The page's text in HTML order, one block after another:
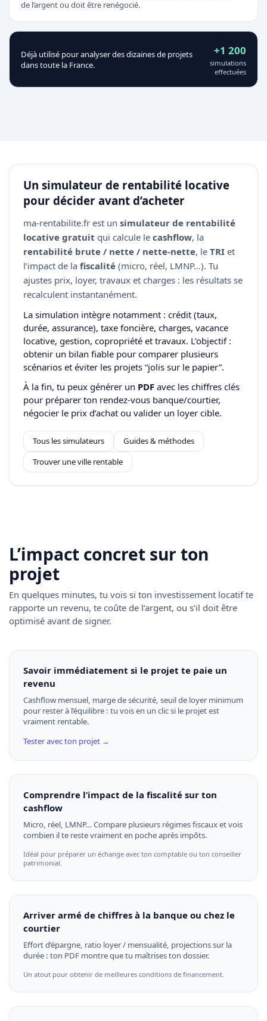
de l’argent ou doit être renégocié.
Déjà utilisé pour analyser des dizaines de projets
dans toute la France.
+1 200
simulations
effectuées
Un simulateur de rentabilité locative
pour décider avant d’acheter
ma-rentabilite.fr est un simulateur de rentabilité
locative gratuit qui calcule le cashflow, la
rentabilité brute / nette / nette-nette, le TRIet
l’impact de la fiscalité(micro, réel, LMNP…). Tu
ajustes prix, loyer, travaux et charges : les résultats se
recalculent instantanément.
La simulation intègre notamment : crédit (taux,
durée, assurance), taxe foncière, charges, vacance
locative, gestion, copropriété et travaux. L’objectif :
obtenir un bilan fiable pour comparer plusieurs
scénarios et éviter les projets “jolis sur le papier”.
À la fin, tu peux générer un PDFavec les chiffres clés
pour préparer ton rendez-vous banque/courtier,
négocier le prix d’achat ou valider un loyer cible.
Tous les simulateurs
Guides & méthodes
Trouver une ville rentable
L’impact concret sur ton
projet
En quelques minutes, tu vois si ton investissement locatif te
rapporte un revenu, te coûte de l’argent, ou s’il doit être
optimisé avant de signer.
Savoir immédiatement si le projet te paie un
revenu
Cashflow mensuel, marge de sécurité, seuil de loyer minimum
pour rester à l’équilibre : tu vois en un clic si le projet est
vraiment rentable.
Tester avec ton projet →
Comprendre l’impact de la fiscalité sur ton
cashflow
Micro, réel, LMNP… Compare plusieurs régimes fiscaux et vois
combien il te reste vraiment en poche après impôts.
Idéal pour préparer un échange avec ton comptable ou ton conseiller
patrimonial.
Arriver armé de chiffres à la banque ou chez le
courtier
Effort d’épargne, ratio loyer / mensualité, projections sur la
durée : ton PDF montre que tu maîtrises ton dossier.
Un atout pour obtenir de meilleures conditions de financement.